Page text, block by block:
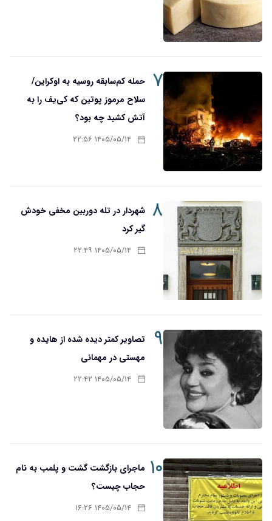
۷
حمله کم‌سابقه روسیه به اوکراین/
سلاح مرموز پوتین که کی‌یف را به
آتش کشید چه بود؟
۱۴۰۵/۰۵/۱۴ ۲۲:۵۶
۸
شهردار در تله دوربین مخفی خودش
گیر کرد
۱۴۰۵/۰۵/۱۴ ۲۲:۴۹
۹
تصاویر کمتر دیده شده از هایده و
مهستی در مهمانی
۱۴۰۵/۰۵/۱۴ ۲۲:۴۲
۱۰ ماجرای بازگشت گشت و پلمب به نام
حجاب چیست؟
۱۴۰۵/۰۵/۱۴ ۱۶:۲۶